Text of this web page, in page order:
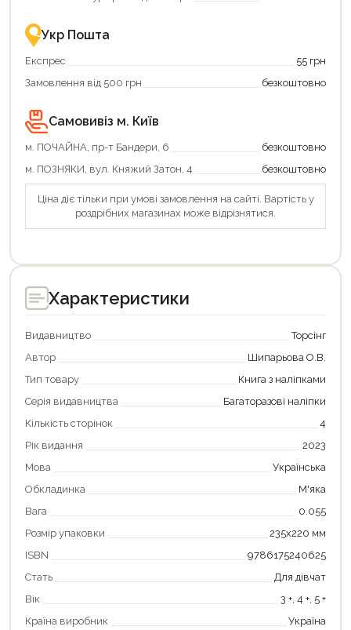
зручно
та
вигідно!
Укр Пошта
Експрес
55 грн
Замовлення від 500 грн
безкоштовно
Самовивіз м. Київ
м. ПОЧАЙНА, пр-т Бандери, 6
безкоштовно
м. ПОЗНЯКИ, вул. Княжий Затон, 4
безкоштовно
Ціна діє тільки при умові замовлення на сайті. Вартість у
роздрібних магазинах може відрізнятися.
Характеристики
Видавництво
Торсінг
Автор
Шипарьова О.В.
Тип товару
Книга з наліпками
Серія видавництва
Багаторазові наліпки
Кількість сторінок
4
Рік видання
2023
Мова
Українська
Обкладинка
М'яка
Вага
0.055
Розмір упаковки
235х220 мм
ISBN
9786175240625
Стать
Для дівчат
Вік
3 +, 4 +, 5 +
Країна виробник
Україна
Оформити замовлення